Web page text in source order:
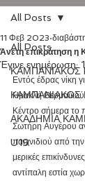
All Posts
ΚΑΜΠΑΝΙΑΚΟΣ
ΚΑΜΠΑΝΙΑΚΟΣ
ΑΚΑΔΗΜΙΑ
U19
All Posts
Άνετη επικράτηση η
11 Φεβ 2023
Έγινε ενημέρωση:
Εντός έδρας νίκη
Ηρακλή
Κέντρο σήμερα το
Σωτήρη Αυγέρου
παιχνιδιού από
μερικές
αντίπαλη εστία